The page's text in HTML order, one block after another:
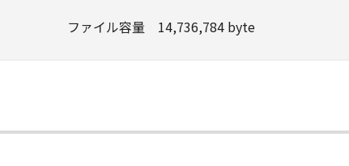
キヤノンまたはキヤノンのライセンサーのいかなる知的
いは許諾されるものではありません。
ファイル容量 14,736,784 byte